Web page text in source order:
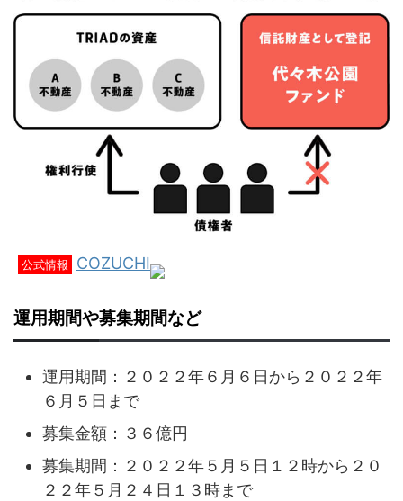
公式情報 COZUCHI
運用期間や募集期間など
運用期間：２０２２年６月６日から２０２２年
６月５日まで
募集金額：３６億円
募集期間：２０２２年５月５日１２時から２０
２２年５月２４日１３時まで